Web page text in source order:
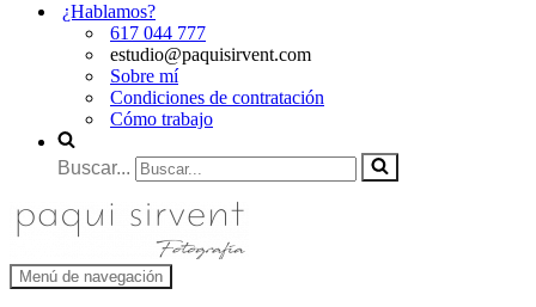
¿Hablamos?
617 044 777
estudio@paquisirvent.com
Sobre mí
Condiciones de contratación
Cómo trabajo
Buscar...
Menú de navegación